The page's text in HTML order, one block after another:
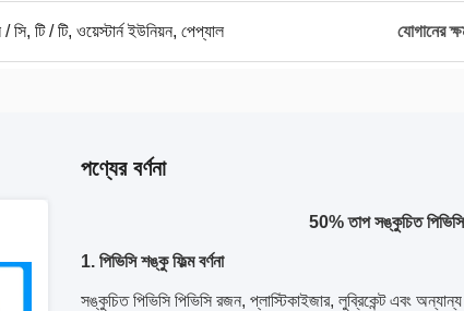
সি, টি / টি, ওয়েস্টার্ন ইউনিয়ন, পেপ্যাল যোগানের
পণ্যের বর্ণনা
50% তাপ সঙ্কুচিত
1. পিভিসি শঙ্কু ফিল্ম বর্ণনা
সঙ্কুচিত পিভিসি পিভিসি রজন, প্লাস্টিকাইজার, লুব্রিকেন্ট এবং